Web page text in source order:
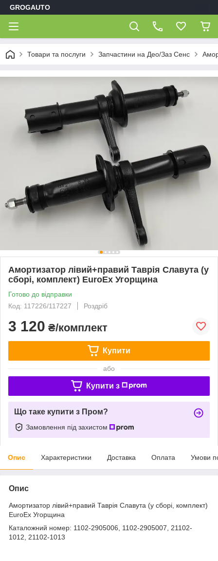
GROGAUTO
Товари та послуги Запчастини на Део/Заз Сенс
Амортизатор лівий+правий Таврія Славута (у
сборі, комплект) EuroEx Угорщина
Готово до відправки
Код: 117226/117227
Роздріб
3 120 ₴/комплект
Купити
або
Купити з
Що таке купити з Пром?
Замовлення під захистом
Опис Характеристики Доставка Оплата Умови
Опис
Амортизатор лівий+правий Таврія Славута (у сборі, комплект)
EuroEx Угорщина
Каталожний номер: 1102-2905006, 1102-2905007, 21102-
1012, 21102-1013